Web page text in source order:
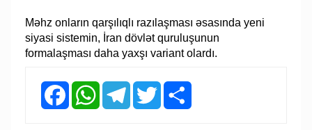
Məhz onların qarşılıqlı razılaşması əsasında yeni
siyasi sistemin, İran dövlət quruluşunun
formalaşması daha yaxşı variant olardı.
FacebookWhatsAppTelegramTwitter